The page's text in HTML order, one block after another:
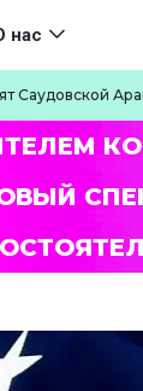
нас
Саудовской